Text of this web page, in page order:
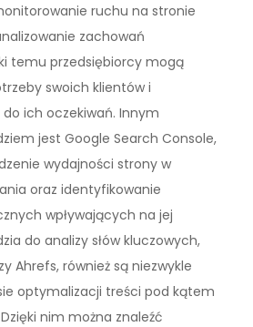
ruchu na stronie
zachowań
temu przedsiębiorcy mogą
swoich klientów i
ich oczekiwań. Innym
jest Google Search Console,
wydajności strony w
oraz identyfikowanie
wpływających na jej
do analizy słów kluczowych,
Ahrefs, również są niezwykle
optymalizacji treści pod kątem
nim można znaleźć